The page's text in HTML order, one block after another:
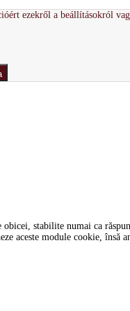
ezekről a beállításokról
stabilite numai ca
aceste module cookie, însă